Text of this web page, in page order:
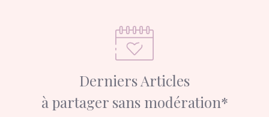
Derniers Articles
à partager sans modération*